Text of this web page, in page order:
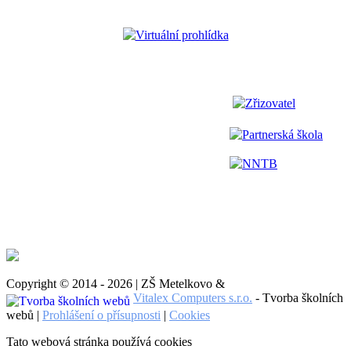
Virtuální prohlídka
Zřizovatel
Partnerská škola
NNTB
Copyright © 2014 - 2026 | ZŠ Metelkovo &
Vitalex Computers s.r.o. - Tvorba školních
webů | Prohlášení o přísupnosti | Cookies
Tato webová stránka používá cookies